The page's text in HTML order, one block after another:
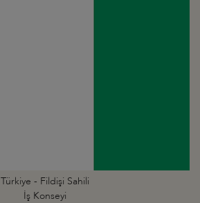
Türkiye - Fildişi Sahili
İş Konseyi